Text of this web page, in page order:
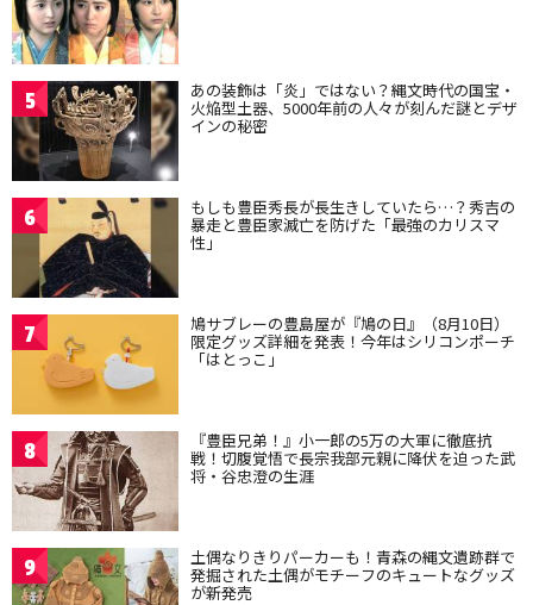
5 あの装飾は「炎」ではない？縄文時代の国宝・
火焔型土器、5000年前の人々が刻んだ謎とデザ
インの秘密
6 もしも豊臣秀長が長生きしていたら…？秀吉の
暴走と豊臣家滅亡を防げた「最強のカリスマ
性」
7 鳩サブレーの豊島屋が『鳩の日』（8月10日）
限定グッズ詳細を発表！今年はシリコンポーチ
「はとっこ」
8 『豊臣兄弟！』小一郎の5万の大軍に徹底抗
戦！切腹覚悟で長宗我部元親に降伏を迫った武
将・谷忠澄の生涯
9 土偶なりきりパーカーも！青森の縄文遺跡群で
発掘された土偶がモチーフのキュートなグッズ
が新発売